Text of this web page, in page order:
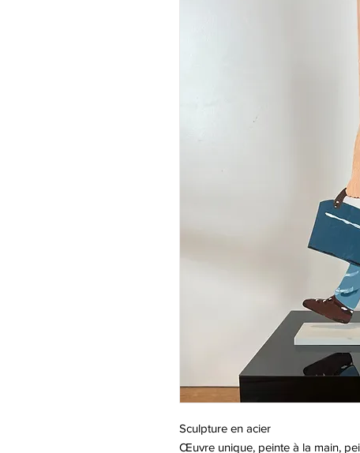
Sculpture en acier
Œuvre unique, peinte à la main,